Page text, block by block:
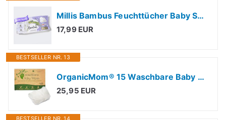
Millis Bambus Feuchttücher Baby Sensitive empfindliche Babyhaut, 5x60 Stück
17,99 EUR
BESTSELLER NR. 13
OrganicMom® 15 Waschbare Baby Pflegetücher aus Bambus, inkl. Wäschenetz, kuschelweich, nachhaltige waschbare Feuchttücher, Ersatz für Einweg-Feuchttücher, Baby Waschlappen Bambus, Reinigungstücher
25,95 EUR
BESTSELLER NR. 14